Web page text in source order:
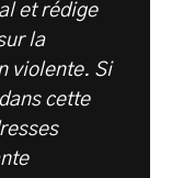
et rédige
la
violente. Si
cette